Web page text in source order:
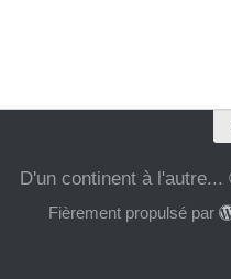
D'un continent à
Fièrement propulsé par